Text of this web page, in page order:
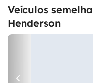
Veículos
Henderson